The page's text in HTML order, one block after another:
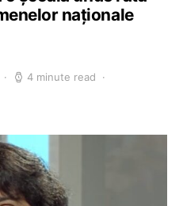
naționale
4 minute read